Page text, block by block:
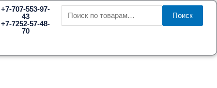
+7-707-553-97-
43
+7-7252-57-48-
70
Искать:
Поиск